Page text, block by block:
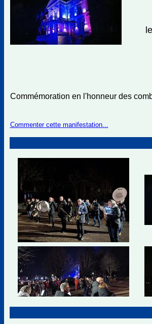
Commémoration en l'honneur des
Commenter cette manifestation...